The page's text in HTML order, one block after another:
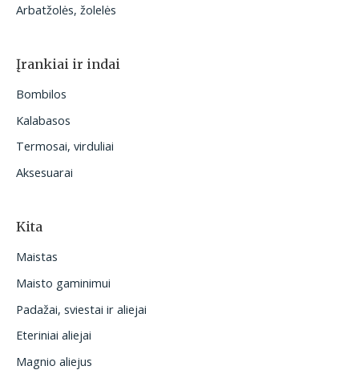
Arbatžolės, žolelės
Įrankiai ir indai
Bombilos
Kalabasos
Termosai, virduliai
Aksesuarai
Kita
Maistas
Maisto gaminimui
Padažai, sviestai ir aliejai
Eteriniai aliejai
Magnio aliejus